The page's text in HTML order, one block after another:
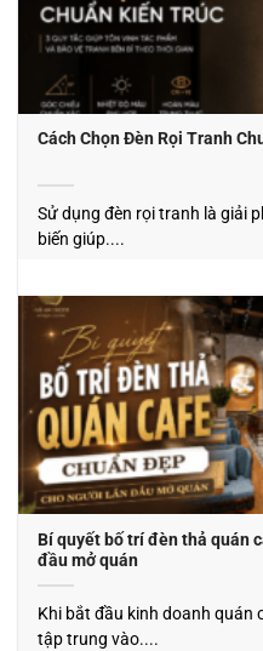
Cách Chọn Đèn Rọi Tranh
Sử dụng đèn rọi tranh là giải
biến giúp....
Bí quyết bố trí đèn thả quán
đầu mở quán
Khi bắt đầu kinh doanh quán
tập trung vào....